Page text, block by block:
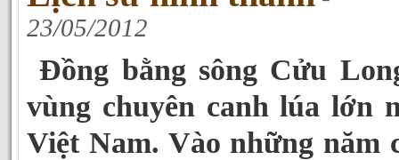
23/05/2012
Đồng bằng sông Cửu
vùng chuyên canh lúa lớn
Việt Nam. Vào những năm